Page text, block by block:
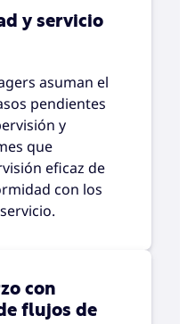
y servicio
asuman el
pendientes
y
que
eficaz de
con los
con
flujos de